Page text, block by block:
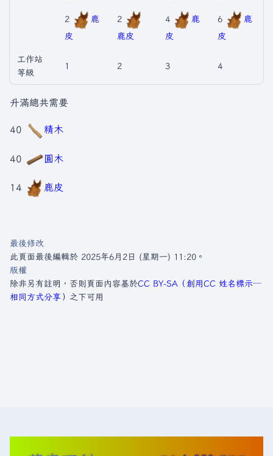
2
鹿
皮
2
鹿皮
4
鹿
皮
6
鹿
皮
工作站
等級
1 2 3 4
升滿總共需要
40 精木
40 圓木
14 鹿皮
最後修改
此頁面最後編輯於 2025年6月2日 (星期一) 11:20。
版權
除非另有註明，否則頁面內容基於CC BY-SA（創用CC 姓名標示─
相同方式分享） 之下可用